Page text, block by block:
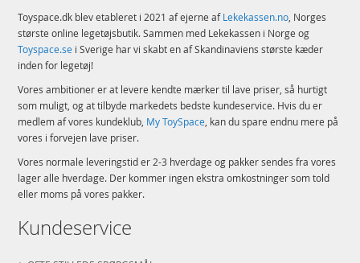
Toyspace.dk blev etableret i 2021 af ejerne afLekekassen.no , Norges
største online legetøjsbutik. Sammen med Lekekassen i Norge og
Toyspace.se i Sverige har vi skabt en af Skandinaviens største kæder
inden for legetøj!
Vores ambitioner er at levere kendte mærker til lave priser, så hurtigt
som muligt, og at tilbyde markedets bedste kundeservice. Hvis du er
medlem af vores kundeklub, My ToySpace , kan du spare endnu mere på
vores i forvejen lave priser.
Vores normale leveringstid er 2-3 hverdage og pakker sendes fra vores
lager alle hverdage. Der kommer ingen ekstra omkostninger som told
eller moms på vores pakker.
Kundeservice